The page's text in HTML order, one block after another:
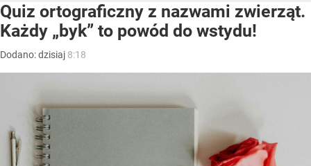
Quiz ortograficzny z nazwami zwierząt.
Każdy „byk” to powód do wstydu!
Dodano:dzisiaj 8:18